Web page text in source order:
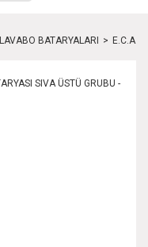
LAVABO BATARYALARI E.C.A. |